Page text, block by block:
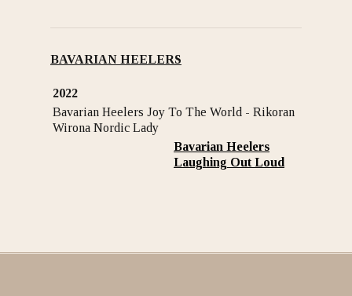
BAVARIAN HEELERS
2022
Bavarian Heelers Joy To The World - Rikoran
Wirona Nordic Lady
Bavarian Heelers
Laughing Out Loud